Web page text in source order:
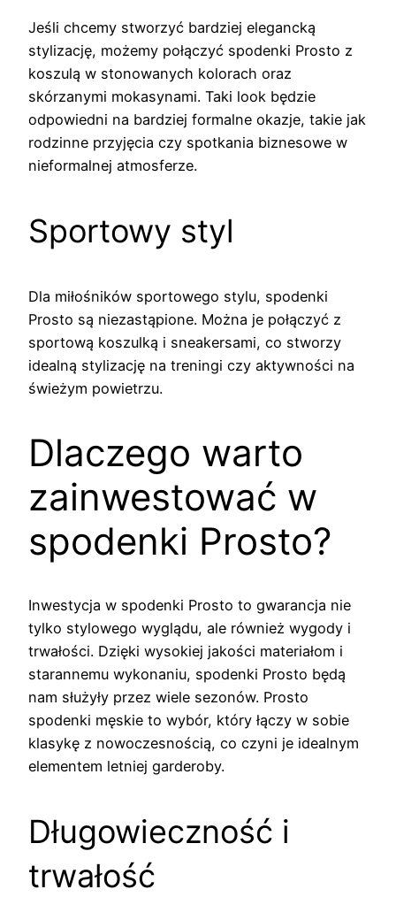
Jeśli chcemy stworzyć bardziej elegancką
stylizację, możemy połączyć spodenki Prosto z
koszulą w stonowanych kolorach oraz
skórzanymi mokasynami. Taki look będzie
odpowiedni na bardziej formalne okazje, takie jak
rodzinne przyjęcia czy spotkania biznesowe w
nieformalnej atmosferze.
Sportowy styl
Dla miłośników sportowego stylu, spodenki
Prosto są niezastąpione. Można je połączyć z
sportową koszulką i sneakersami, co stworzy
idealną stylizację na treningi czy aktywności na
świeżym powietrzu.
Dlaczego warto
zainwestować w
spodenki Prosto?
Inwestycja w spodenki Prosto to gwarancja nie
tylko stylowego wyglądu, ale również wygody i
trwałości. Dzięki wysokiej jakości materiałom i
starannemu wykonaniu, spodenki Prosto będą
nam służyły przez wiele sezonów. Prosto
spodenki męskie to wybór, który łączy w sobie
klasykę z nowoczesnością, co czyni je idealnym
elementem letniej garderoby.
Długowieczność i
trwałość